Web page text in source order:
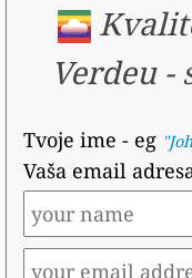
Verdeu-
Tvoje ime - eg
Vaša email